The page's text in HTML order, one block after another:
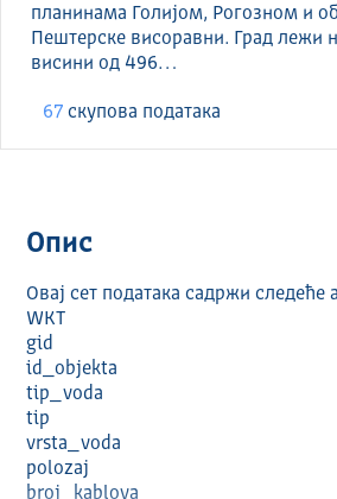
планинама Голијом, Рогозном и
Пештерске висоравни. Град лежи
висини од 496…
67 скуповa података
Опис
Овај сет података садржи следеће
WKT
gid
id_objekta
tip_voda
tip
vrsta_voda
polozaj
broj_kablova